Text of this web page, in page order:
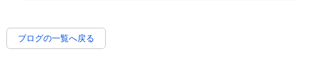
ブログの一覧へ戻る